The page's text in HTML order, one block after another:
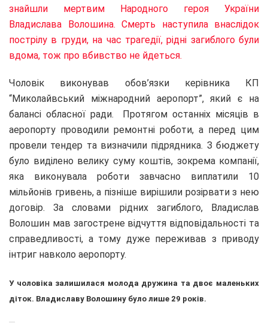
знайшли мертвим Народного героя України
Владислава Волошина. Смерть наступила внаслідок
пострілу в груди, на час трагедії, рідні загиблого були
вдома, тож про вбивство не йдеться.
Чоловік виконував обов’язки керівника КП
“Миколайвський міжнародний аеропорт”, який є на
балансі обласної ради. Протягом останніх місяців в
аеропорту проводили ремонтні роботи, а перед цим
провели тендер та визначили підрядника. З бюджету
було виділено велику суму коштів, зокрема компанії,
яка виконувала роботи завчасно виплатили 10
мільйонів гривень, а пізніше вирішили розірвати з нею
договір. За словами рідних загиблого, Владислав
Волошин мав загострене відчуття відповідальності та
справедливості, а тому дуже переживав з приводу
інтриг навколо аеропорту.
У чоловіка залишилася молода дружина та двоє маленьких
діток. Владиславу Волошину було лише 29 років.